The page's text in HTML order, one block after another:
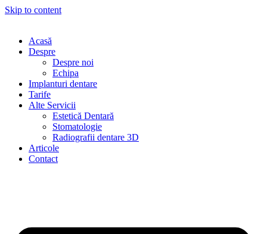
Skip to content
Acasă
Despre
Despre noi
Echipa
Implanturi dentare
Tarife
Alte Servicii
Estetică Dentară
Stomatologie
Radiografii dentare 3D
Articole
Contact